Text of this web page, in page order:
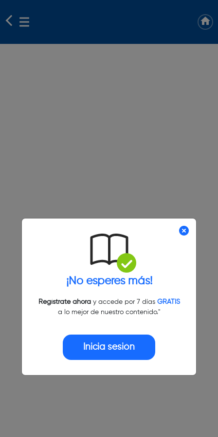
¡No esperes más!
Regístrate ahoray accede por 7 días GRATIS
a lo mejor de nuestro contenido."
Inicia sesión